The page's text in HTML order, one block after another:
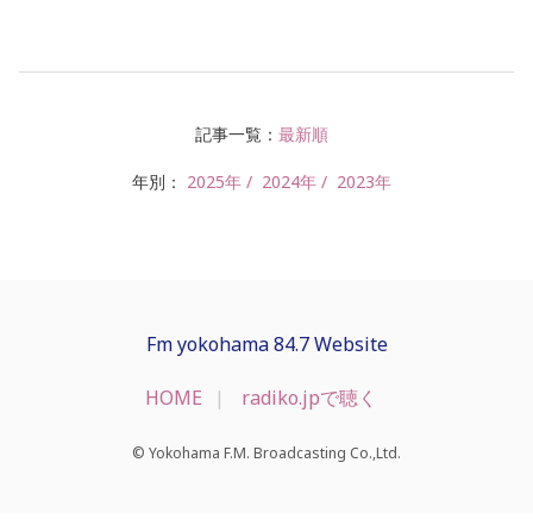
記事一覧： 最新順
年別： 2025年 2024年 2023年
Fm yokohama 84.7 Website
HOME radiko.jpで聴く
© Yokohama F.M. Broadcasting Co.,Ltd.